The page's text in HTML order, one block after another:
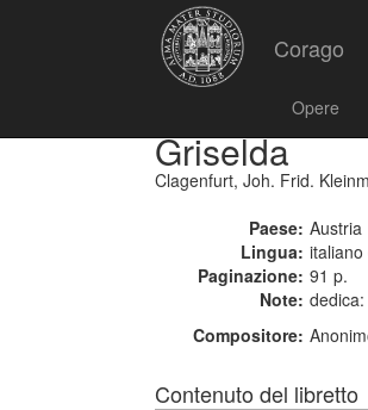
Corago
Opere
Griselda
Clagenfurt, Joh. Frid.
Paese: Austria
Lingua: italiano
Paginazione: 91 p.
Note:
Compositore:
Contenuto del libretto